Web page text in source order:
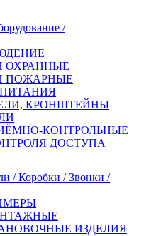
/
ОХРАННЫЕ
ПОЖАРНЫЕ
КРОНШТЕЙНЫ
КОНТРОЛЬНЫЕ
ДОСТУПА
/ Коробки / Звонки /
ИЗДЕЛИЯ